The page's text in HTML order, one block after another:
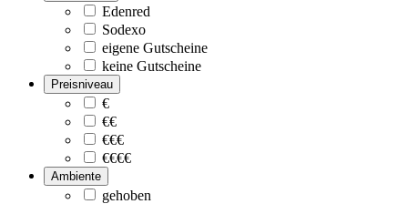
Edenred
Sodexo
eigene Gutscheine
keine Gutscheine
Preisniveau
€
€€
€€€
€€€€
Ambiente
gehoben